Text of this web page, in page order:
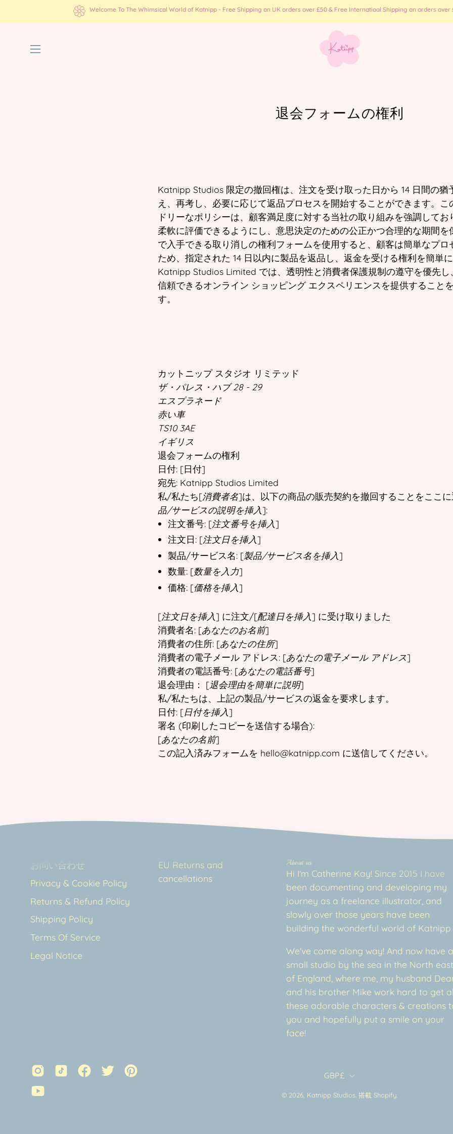
Welcome To The Whimsical World of Katnipp - Free Shipping on UK orders over £50 & Free Internatioal Shipping on orders
ナ
退会フォームの権利
Katnipp Studios 限定の撤回権は、注文を受け取った日から 14 日間の猶
え、再考し、必要に応じて返品プロセスを開始することができます。こ
ドリーなポリシーは、顧客満足度に対する当社の取り組みを強調してお
柔軟に評価できるようにし、意思決定のための公正かつ合理的な期間を
で入手できる取り消しの権利フォームを使用すると、顧客は簡単なプロ
ため、指定された 14 日以内に製品を返品し、返金を受ける権利を簡単に
Katnipp Studios Limited では、透明性と消費者保護規制の遵守を優先し
信頼できるオンライン ショッピング エクスペリエンスを提供すること
す。
カットニップ スタジオ リミテッド
ザ・パレス・ハブ 28 - 29
エスプラネード
赤い車
TS10 3AE
イギリス
退会フォームの権利
日付: [日付]
宛先: Katnipp Studios Limited
私/私たち[消費者名]は、以下の商品の販売契約を撤回することをここ
品/サービスの説明を挿入]:
注文番号: [注文番号を挿入]
注文日: [注文日を挿入]
製品/サービス名: [製品/サービス名を挿入]
数量: [数量を入力]
価格: [価格を挿入]
[注文日を挿入] に注文/[配達日を挿入] に受け取りました
消費者名: [あなたのお名前]
消費者の住所: [あなたの住所]
消費者の電子メール アドレス: [あなたの電子メール アドレス]
消費者の電話番号: [あなたの電話番号]
退会理由： [退会理由を簡単に説明]
私/私たちは、上記の製品/サービスの返金を要求します。
日付: [日付を挿入]
署名 (印刷したコピーを送信する場合):
[あなたの名前]
この記入済みフォームを hello@katnipp.com に送信してください。
お問い合わせ
Privacy & Cookie Policy
Returns & Refund Policy
Shipping Policy
Terms Of Service
Legal Notice
EU Returns and
cancellations
About us
Hi I'm Catherine Kay! Since 2015 I have
been documenting and developing my
journey as a freelance illustrator, and
slowly over those years have been
building the wonderful world of Katnipp
We've come along way! And now have a
small studio by the sea in the North east
of England, where me, my husband
and his brother Mike work hard to get
these adorable characters & creations
you and hopefully put a smile on your
face!
Country
GBP£
© 2026, Katnipp Studios 搭載Shopify